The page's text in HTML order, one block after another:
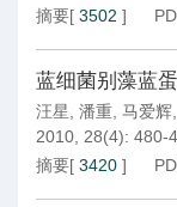
摘要[ 3502 ]
蓝细菌别藻蓝
汪星 潘重 马爱辉
2010, 28(4): 480-
摘要[ 3420 ]